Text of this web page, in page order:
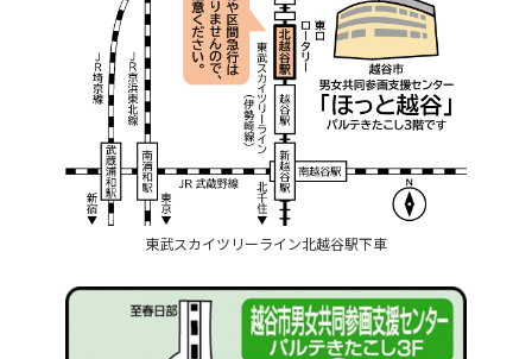
東武スカイツリーライン北越谷駅下車